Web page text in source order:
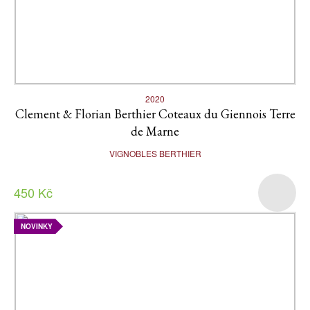
2020
Clement & Florian Berthier Coteaux du Giennois Terre
de Marne
VIGNOBLES BERTHIER
450 Kč
NOVINKY